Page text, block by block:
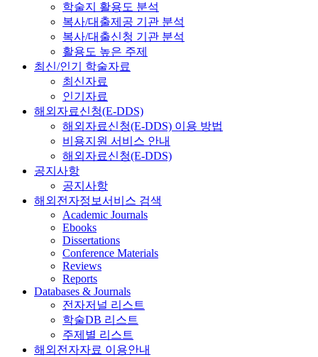
학술지 활용도 분석
복사/대출제공 기관 분석
복사/대출신청 기관 분석
활용도 높은 주제
최신/인기 학술자료
최신자료
인기자료
해외자료신청(E-DDS)
해외자료신청(E-DDS) 이용 방법
비용지원 서비스 안내
해외자료신청(E-DDS)
공지사항
공지사항
해외전자정보서비스 검색
Academic Journals
Ebooks
Dissertations
Conference Materials
Reviews
Reports
Databases & Journals
전자저널 리스트
학술DB 리스트
주제별 리스트
해외전자자료 이용안내